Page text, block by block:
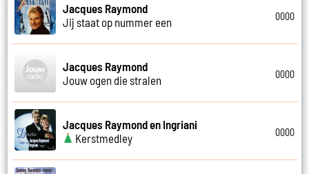
Jacques Raymond
Jij staat op nummer een
0000
Jacques Raymond
Jouw ogen die stralen
0000
Jacques Raymond en Ingriani
Kerstmedley
0000